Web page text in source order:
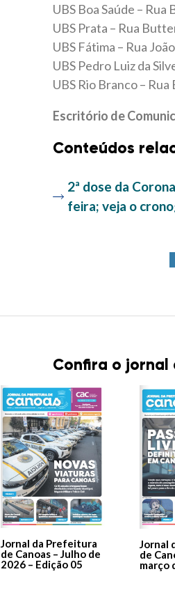
UBS Boa Saúde – Rua
UBS Prata – Rua
UBS Fátima – Rua
UBS Pedro Luiz da
UBS Rio Branco –
Escritório de
Conteúdos
2ª dose da
feira; veja o
Confira o jornal
Jornal da Prefeitura
de Canoas – Julho de
2026 – Edição 05
Jornal
de
março